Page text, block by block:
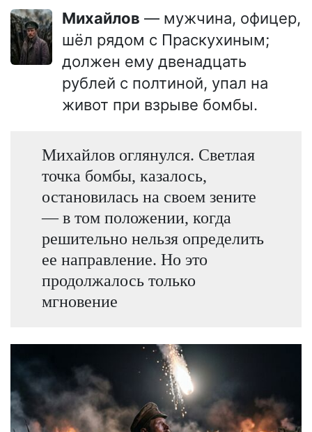
Михайлов — мужчина, офицер,
шёл рядом с Праскухиным;
должен ему двенадцать
рублей с полтиной, упал на
живот при взрыве бомбы.
Михайлов оглянулся. Светлая
точка бомбы, казалось,
остановилась на своем зените
— в том положении, когда
решительно нельзя определить
ее направление. Но это
продолжалось только
мгновение